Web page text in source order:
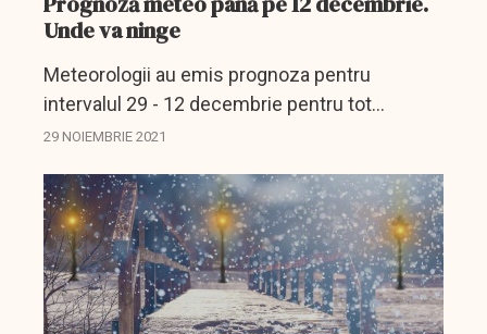
Unde va ninge
Meteorologii au emis prognoza pentru
intervalul 29 - 12 decembrie pentru tot
teritoriul țării.
29 NOIEMBRIE 2021